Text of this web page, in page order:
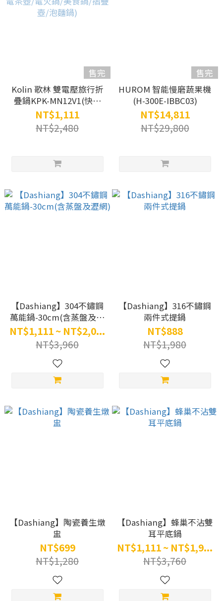
售完
Kolin 歌林 雙電壓旅行折
疊鍋KPK-MN12V1(快煮
壺/電茶壺/電火鍋/美食
鍋/摺疊壺/泡麵鍋)
NT$1,111
NT$2,480
售完
HUROM 智能慢磨蔬果機
(H-300E-IBBC03)
NT$14,811
NT$29,800
【Dashiang】304不鏽鋼
萬能鍋-30cm(含蒸盤及瀝
網)
NT$1,111 ~ NT$2,0...
NT$3,960
【Dashiang】316不鏽鋼
兩件式提鍋
NT$888
NT$1,980
【Dashiang】陶瓷養生燉
盅
NT$699
NT$1,280
【Dashiang】蜂巢不沾雙
耳平底鍋
NT$1,111 ~ NT$1,9...
NT$3,760